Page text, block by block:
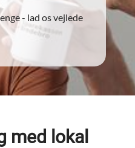
- lad os vejlede
med lokal